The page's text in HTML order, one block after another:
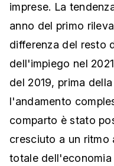
imprese. La
anno del primo
differenza del resto
dell'impiego nel
del 2019, prima
l'andamento
comparto è stato
cresciuto a un ritmo
totale